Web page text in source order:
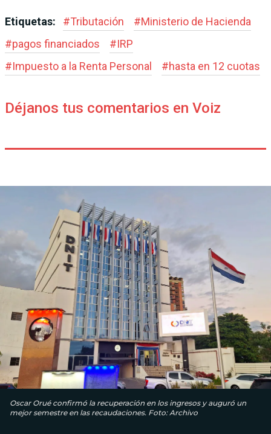
Etiquetas: #Tributación #Ministerio de Hacienda
#pagos financiados #IRP
#Impuesto a la Renta Personal #hasta en 12 cuotas
Déjanos tus comentarios en Voiz
Oscar Orué confirmó la recuperación en los ingresos y auguró un
mejor semestre en las recaudaciones. Foto: Archivo